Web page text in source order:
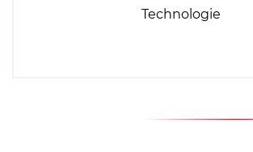
Technologie